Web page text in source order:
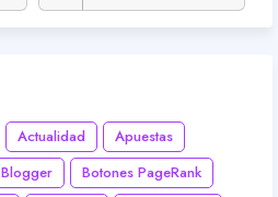
Actualidad
Apuestas
Blogger
Botones PageRank